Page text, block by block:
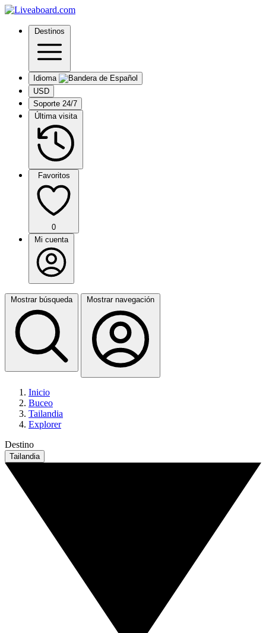
Destinos
Idioma
USD
Soporte 24/7
Última visita
Favoritos
0
Mi cuenta
Mostrar búsqueda Mostrar navegación
Inicio
Buceo
Tailandia
Explorer
Destino
Tailandia